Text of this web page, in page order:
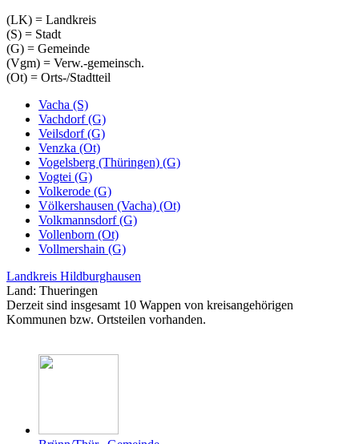
(LK) = Landkreis
(S) = Stadt
(G) = Gemeinde
(Vgm) = Verw.-gemeinsch.
(Ot) = Orts-/Stadtteil
Vacha (S)
Vachdorf (G)
Veilsdorf (G)
Venzka (Ot)
Vogelsberg (Thüringen) (G)
Vogtei (G)
Volkerode (G)
Völkershausen (Vacha) (Ot)
Volkmannsdorf (G)
Vollenborn (Ot)
Vollmershain (G)
Landkreis Hildburghausen
Land: Thueringen
Derzeit sind insgesamt 10 Wappen von kreisangehörigen
Kommunen bzw. Ortsteilen vorhanden.